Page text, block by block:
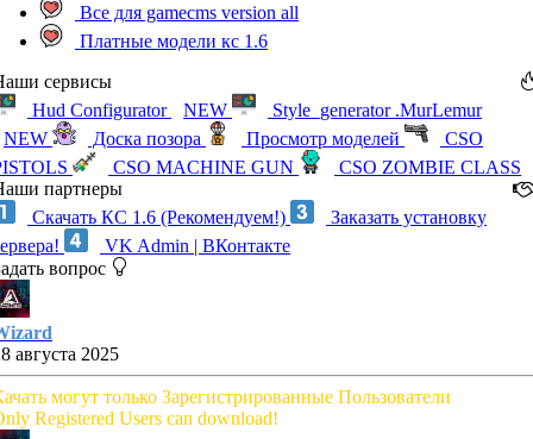
Все для gamecms version all
Платные модели кс 1.6
сервисы
Hud Configurator
NEW
Style_generator .MurLemur
NEW
Доска позора Просмотр моделей
CSO
CSO MACHINE GUN
CSO ZOMBIE CLASS
партнеры
Скачать КС 1.6 (Рекомендуем!)
Заказать установку
VK Admin | ВКонтакте
вопрос
августа 2025
могут только Зарегистрированные Пользователи
Registered Users can download!